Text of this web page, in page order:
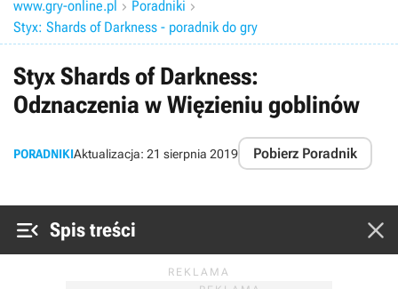
www.gry-online.pl  Poradniki 
Styx: Shards of Darkness - poradnik do gry
Styx Shards of Darkness:
Odznaczenia w Więzieniu goblinów
PORADNIKIAktualizacja: 21 sierpnia 2019 Pobierz Poradnik
 Spis treści 